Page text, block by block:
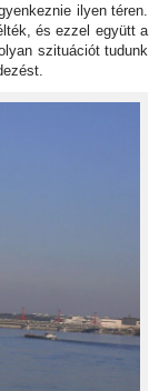
ilyen téren.
és ezzel együtt a
szituációt tudunk